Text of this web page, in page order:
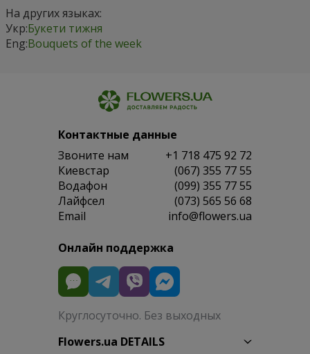
На других языках:
Укр:Букети тижня
Eng:Bouquets of the week
Контактные данные
Звоните нам
+1 718 475 92 72
Киевстар
(067) 355 77 55
Водафон
(099) 355 77 55
Лайфсел
(073) 565 56 68
Email
info@flowers.ua
Онлайн поддержка
Круглосуточно. Без выходных
Flowers.ua DETAILS